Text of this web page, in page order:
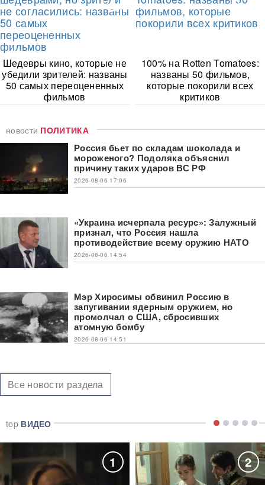
Шедевры кино, которые не
убедили зрителей: названы
50 самых переоцененных
фильмов
100% на Rotten Tomatoes:
названы 50 фильмов,
которые покорили всех
критиков
новости ПОЛИТИКА
Россия бьет по складам шоколада и
мороженого? Подоляка объяснил
причину таких ударов ВС РФ
2026-08-06 17:06
«Украина исчерпала ресурс»: Залужный
признал, что Россия нашла
противодействие всему оружию НАТО
2026-08-06 14:54
Мэр Хиросимы обвинил Россию в
запугивании ядерным оружием, но
промолчал о США, сбросивших
атомную бомбу
2026-08-06 14:51
Все новости раздела
top ВИДЕО
1 2